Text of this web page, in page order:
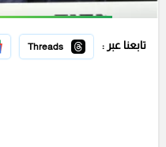
تابعنا عبر : Threads